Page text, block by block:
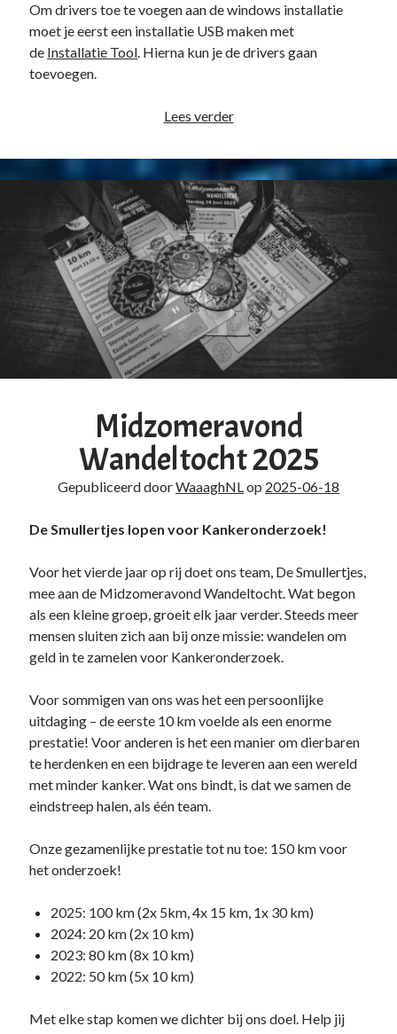
Om drivers toe te voegen aan de windows installatie
moet je eerst een installatie USB maken met
de Installatie Tool. Hierna kun je de drivers gaan
toevoegen.
Lees verderDrivers
Windows
11
installatie
toevoegen
Midzomeravond
Wandeltocht 2025
Gepubliceerd doorWaaaghNLop 2025-06-18
De Smullertjes lopen voor Kankeronderzoek!
Voor het vierde jaar op rij doet ons team, De Smullertjes,
mee aan de Midzomeravond Wandeltocht. Wat begon
als een kleine groep, groeit elk jaar verder. Steeds meer
mensen sluiten zich aan bij onze missie: wandelen om
geld in te zamelen voor Kankeronderzoek.
Voor sommigen van ons was het een persoonlijke
uitdaging – de eerste 10 km voelde als een enorme
prestatie! Voor anderen is het een manier om dierbaren
te herdenken en een bijdrage te leveren aan een wereld
met minder kanker. Wat ons bindt, is dat we samen de
eindstreep halen, als één team.
Onze gezamenlijke prestatie tot nu toe: 150 km voor
het onderzoek!
2025: 100 km (2x 5km, 4x 15 km, 1x 30 km)
2024: 20 km (2x 10 km)
2023: 80 km (8x 10 km)
2022: 50 km (5x 10 km)
Met elke stap komen we dichter bij ons doel. Help jij